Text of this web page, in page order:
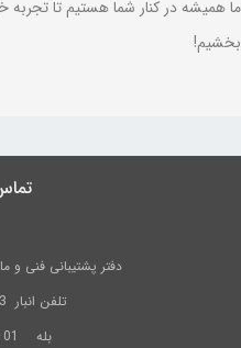
ما همیشه در کنار شما هستیم تا تجربه
بخشیم!
دفتر پشتیبانی فنی و
تلفن انبار 08643233333
بله